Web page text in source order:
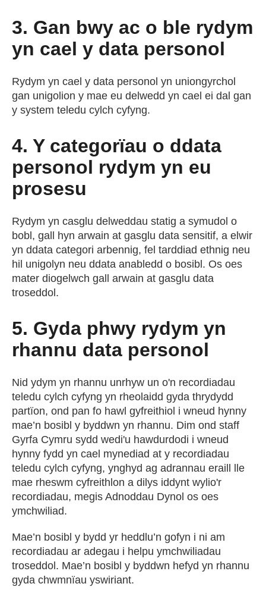
3. Gan bwy ac o ble rydym
yn cael y data personol
Rydym yn cael y data personol yn uniongyrchol
gan unigolion y mae eu delwedd yn cael ei dal gan
y system teledu cylch cyfyng.
4. Y categorïau o ddata
personol rydym yn eu
prosesu
Rydym yn casglu delweddau statig a symudol o
bobl, gall hyn arwain at gasglu data sensitif, a elwir
yn ddata categori arbennig, fel tarddiad ethnig neu
hil unigolyn neu ddata anabledd o bosibl. Os oes
mater diogelwch gall arwain at gasglu data
troseddol.
5. Gyda phwy rydym yn
rhannu data personol
Nid ydym yn rhannu unrhyw un o'n recordiadau
teledu cylch cyfyng yn rheolaidd gyda thrydydd
partïon, ond pan fo hawl gyfreithiol i wneud hynny
mae’n bosibl y byddwn yn rhannu. Dim ond staff
Gyrfa Cymru sydd wedi'u hawdurdodi i wneud
hynny fydd yn cael mynediad at y recordiadau
teledu cylch cyfyng, ynghyd ag adrannau eraill lle
mae rheswm cyfreithlon a dilys iddynt wylio'r
recordiadau, megis Adnoddau Dynol os oes
ymchwiliad.
Mae’n bosibl y bydd yr heddlu’n gofyn i ni am
recordiadau ar adegau i helpu ymchwiliadau
troseddol. Mae’n bosibl y byddwn hefyd yn rhannu
gyda chwmnïau yswiriant.